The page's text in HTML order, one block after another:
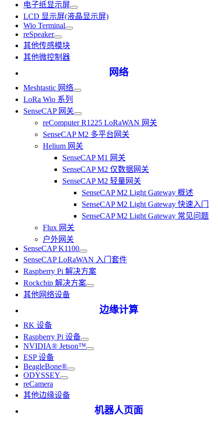
电子纸显示屏
LCD 显示屏(液晶显示屏)
Wio Terminal
reSpeaker
其他传感模块
其他微控制器
网络
Meshtastic 网络
LoRa Wio 系列
SenseCAP 网关
reComputer R1225 LoRaWAN 网关
SenseCAP M2 多平台网关
Helium 网关
SenseCAP M1 网关
SenseCAP M2 仅数据网关
SenseCAP M2 轻量网关
SenseCAP M2 Light Gateway 概述
SenseCAP M2 Light Gateway 快速入门
SenseCAP M2 Light Gateway 常见问题
Flux 网关
户外网关
SenseCAP K1100
SenseCAP LoRaWAN 入门套件
Raspberry Pi 解决方案
Rockchip 解决方案
其他网络设备
边缘计算
RK 设备
Raspberry Pi 设备
NVIDIA® Jetson™
ESP 设备
BeagleBone®
ODYSSEY
reCamera
其他边缘设备
机器人页面